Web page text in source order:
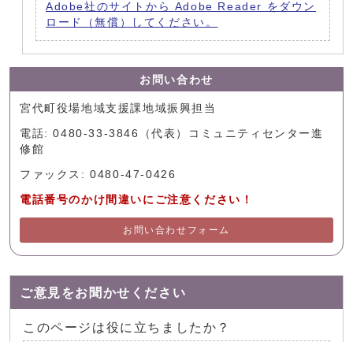
Adobe社のサイトから Adobe Reader をダウン
ロード（無償）してください。
お問い合わせ
宮代町役場地域支援課地域振興担当
電話: 0480-33-3846（代表）コミュニティセンター進
修館
ファックス: 0480-47-0426
電話番号のかけ間違いにご注意ください！
お問い合わせフォーム
ご意見をお聞かせください
このページは役に立ちましたか？